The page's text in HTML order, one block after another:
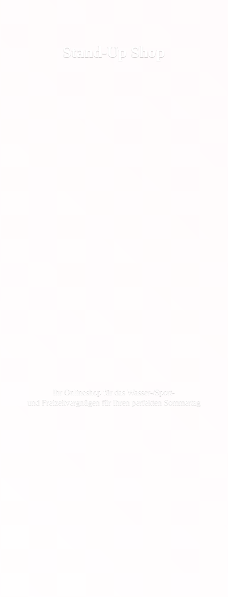
Stand-Up Shop
Ihr Onlineshop für das Wasser-/Sport-
und Freizeitvergnügen für Ihren perfekten Sommertag